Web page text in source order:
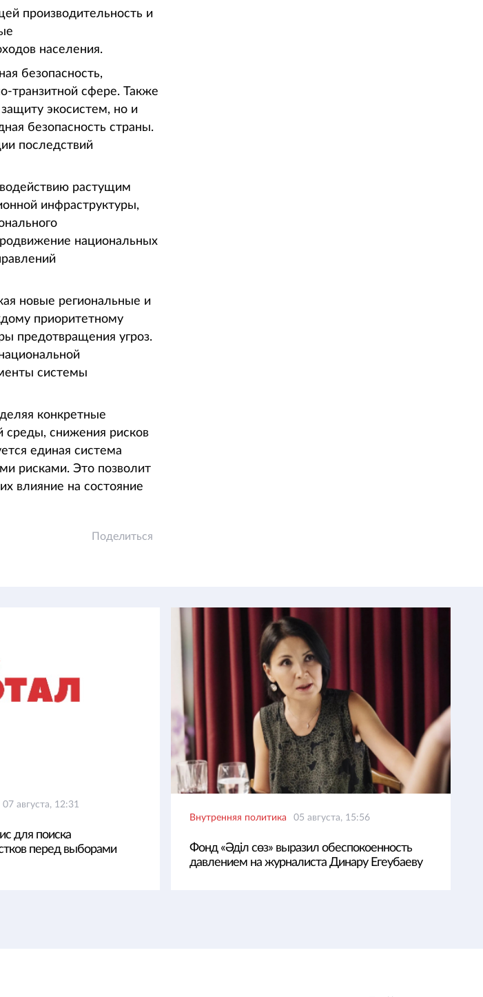
производительность и
населения.
безопасность,
транзитной сфере. Также
экосистем, но и
безопасность страны.
последствий
растущим
инфраструктуры,
национальных
новые региональные и
приоритетному
предотвращения угроз.
системы
конкретные
среды, снижения рисков
единая система
рисками. Это позволит
влияние на состояние
Поделиться
07 августа, 12:31
для поиска
перед выборами
Внутренняя политика 05 августа, 15:56
Фонд «Әділ сөз» выразил обеспокоенность
давлением на журналиста Динару Егеубаеву